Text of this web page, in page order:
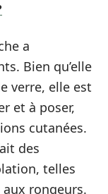
a
Bien qu’elle
verre, elle est
et à poser,
cutanées.
des
telles
rongeurs.